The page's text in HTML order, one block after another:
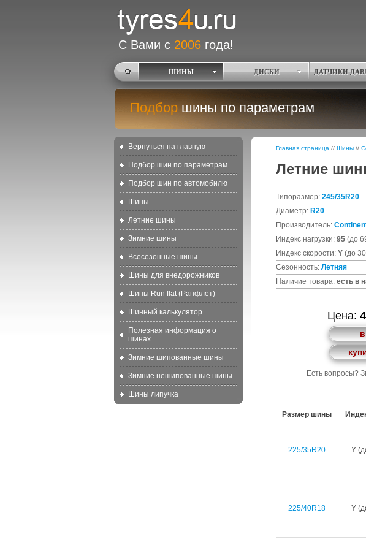
С Вами с 2006 года!
ШИНЫ ДИСКИ ДАТЧИКИ
Подбор шины по параметрам
Вернуться на главную
Подбор шин по параметрам
Подбор шин по автомобилю
Шины
Летние шины
Зимние шины
Всесезонные шины
Шины для внедорожников
Шины Run flat (Ранфлет)
Шинный калькулятор
Полезная информация о
шинах
Зимние шипованные шины
Зимние нешипованные шины
Шины липучка
Главная страница // Шины //
Летние
Типоразмер: 245/35R20
Диаметр: R20
Производитель:
Индекс нагрузки: 95 (до
Индекс скорости: Y (до
Сезонность: Летняя
Наличие товара: есть в
Цена:
Есть вопросы?
Размер шины
225/35R20 Y
225/40R18 Y